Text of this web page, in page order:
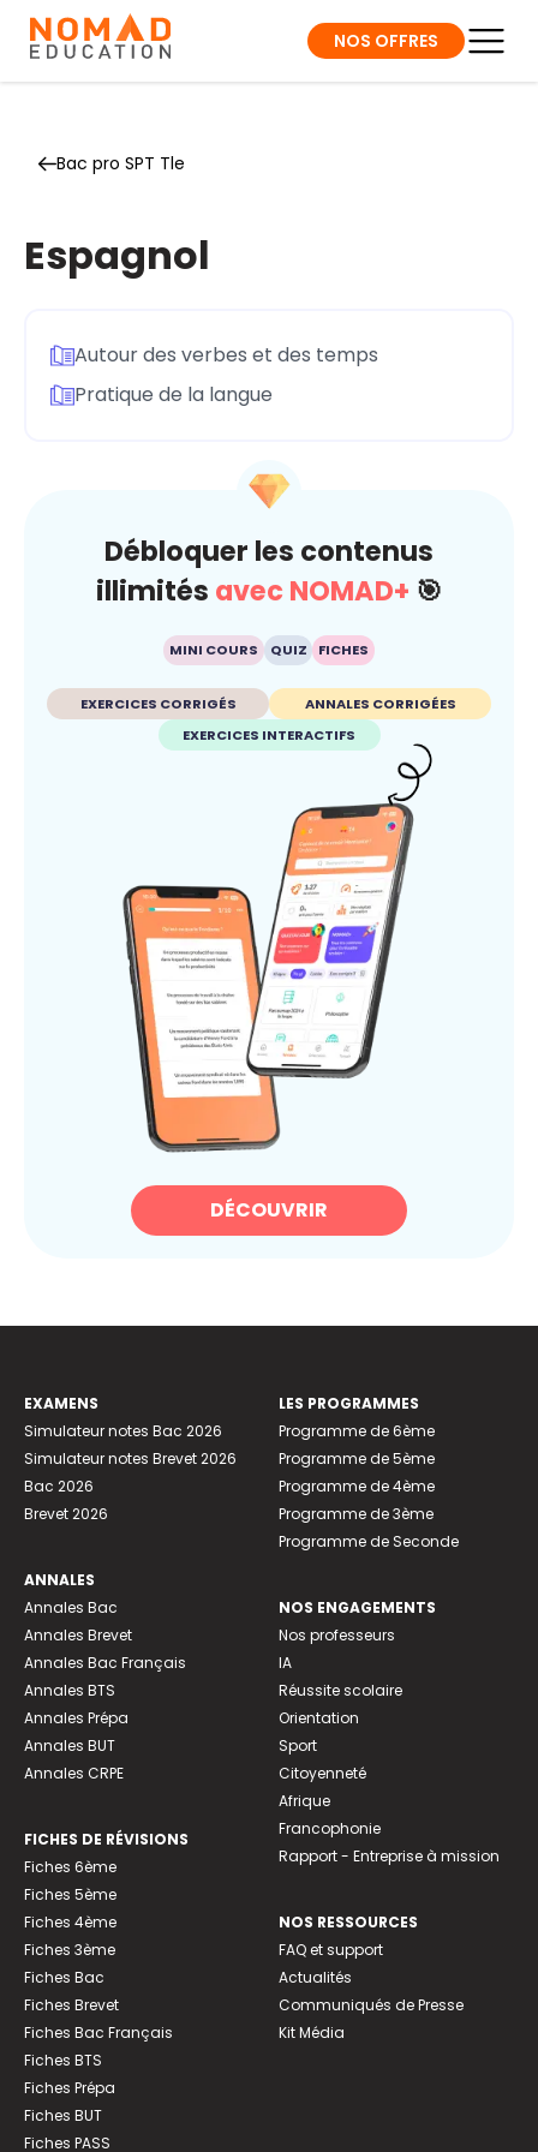
NOS OFFRES
Bac pro SPT Tle
Espagnol
Autour des verbes et des temps
Pratique de la langue
Débloquer les contenus
illimités avec NOMAD+ 🎯
MINI COURS QUIZ FICHES
EXERCICES CORRIGÉS
ANNALES CORRIGÉES
EXERCICES INTERACTIFS
DÉCOUVRIR
EXAMENS
Simulateur notes Bac 2026
Simulateur notes Brevet 2026
Bac 2026
Brevet 2026
ANNALES
Annales Bac
Annales Brevet
Annales Bac Français
Annales BTS
Annales Prépa
Annales BUT
Annales CRPE
FICHES DE RÉVISIONS
Fiches 6ème
Fiches 5ème
Fiches 4ème
Fiches 3ème
Fiches Bac
Fiches Brevet
Fiches Bac Français
Fiches BTS
Fiches Prépa
Fiches BUT
Fiches PASS
LES PROGRAMMES
Programme de 6ème
Programme de 5ème
Programme de 4ème
Programme de 3ème
Programme de Seconde
NOS ENGAGEMENTS
Nos professeurs
IA
Réussite scolaire
Orientation
Sport
Citoyenneté
Afrique
Francophonie
Rapport - Entreprise à mission
NOS RESSOURCES
FAQ et support
Actualités
Communiqués de Presse
Kit Média